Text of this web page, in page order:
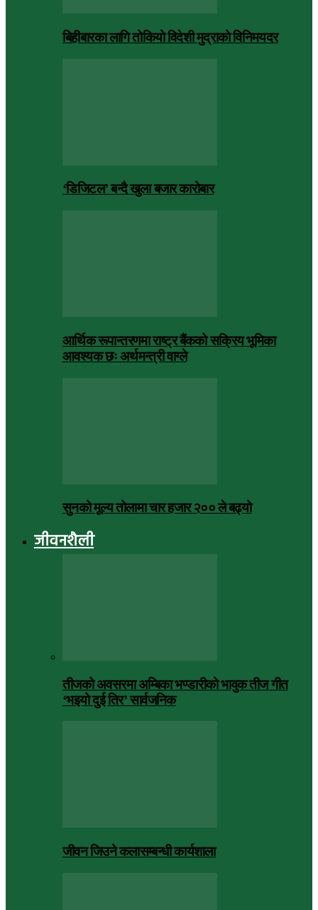
बिहीबारका लागि तोकियो विदेशी मुद्राको विनिमयदर
‘डिजिटल’ बन्दै खुला बजार कारोबार
आर्थिक रूपान्तरणमा राष्ट्र बैंकको सक्रिय भूमिका
आवश्यक छः अर्थमन्त्री वाग्ले
सुनको मूल्य तोलामा चार हजार २०० ले बढ्यो
जीवनशैली
तीजको अवसरमा अम्बिका भण्डारीको भावुक तीज गीत
‘भइयो दुई तिर’ सार्वजनिक
जीवन जिउने कलासम्बन्धी कार्यशाला